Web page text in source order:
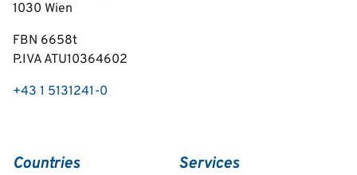
1030 Wien
FBN 6658t
P.IVA ATU10364602
+43 1 5131241-0
Countries Services